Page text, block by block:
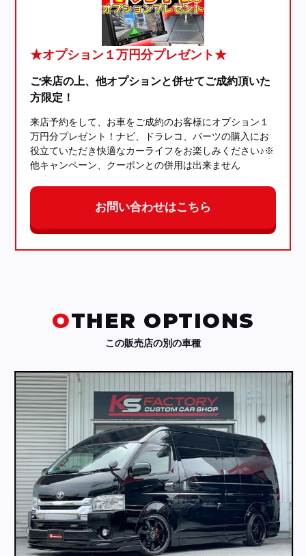
★オプション１万円分プレゼント★
ご来店の上、他オプションと併せてご成約頂いた
方限定！
来店予約をして、お車をご成約のお客様にオプション１
万円分プレゼント！ナビ、ドラレコ、パーツの購入にお
役立ていただき快適なカーライフをお楽しみください♪※
他キャンペーン、クーポンとの併用は出来ません
お問い合わせはこちら
OTHER OPTIONS
この販売店の別の車種